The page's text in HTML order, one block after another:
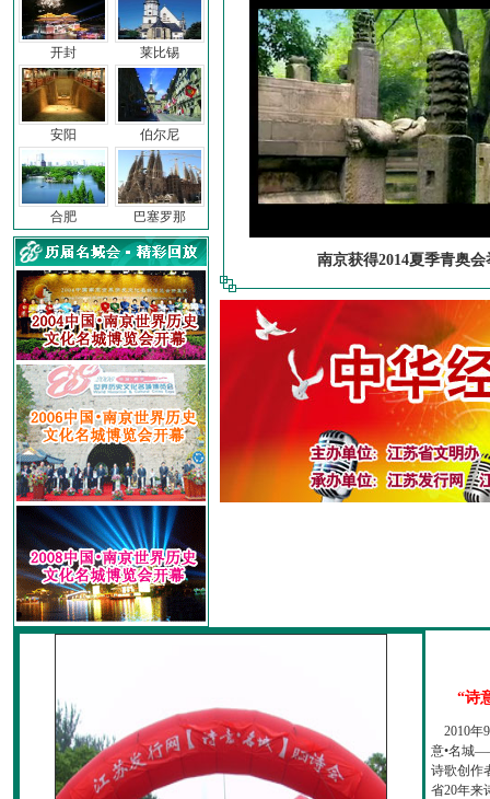
开封
安阳
合肥
莱比锡
伯尔尼
巴塞罗那
南京获得2014夏季青奥会
“诗
2010年
意•名城
诗歌创作
省20年来